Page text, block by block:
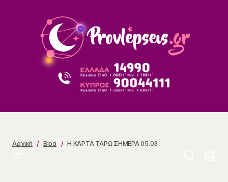
Αρχική Blog Η ΚΑΡΤΑ ΤΑΡΩ ΣΗΜΕΡΑ 05.03